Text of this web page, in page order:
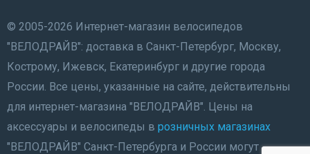
© 2005-2026 Интернет-магазин велосипедов
"ВЕЛОДРАЙВ": доставка в Санкт-Петербург, Москву,
Кострому, Ижевск, Екатеринбург и другие города
России. Все цены, указанные на сайте, действительны
для интернет-магазина "ВЕЛОДРАЙВ". Цены на
аксессуары и велосипеды в розничных магазинах
"ВЕЛОДРАЙВ" Санкт-Петербурга и России могут